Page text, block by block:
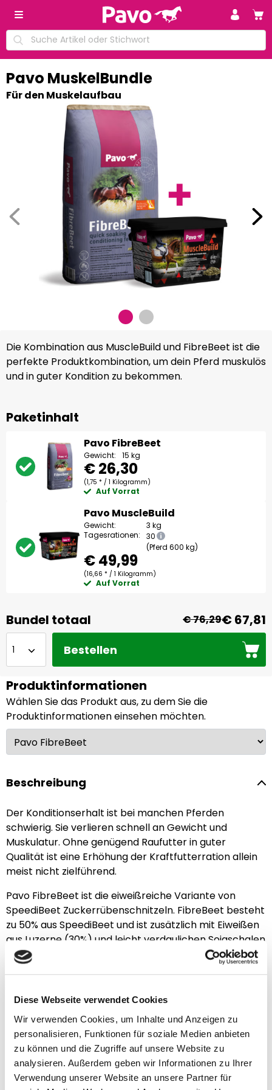
Diese Webseite verwendet Cookies
Wir verwenden Cookies, um Inhalte und Anzeigen zu
personalisieren, Funktionen für soziale Medien anbieten
zu können und die Zugriffe auf unsere Website zu
analysieren. Außerdem geben wir Informationen zu Ihrer
Verwendung unserer Website an unsere Partner für
Pavo MuskelBundle
Für den Muskelaufbau
Die Kombination aus MuscleBuild und FibreBeet ist die
perfekte Produktkombination, um dein Pferd muskulös
und in guter Kondition zu bekommen.
Paketinhalt
Pavo FibreBeet
Gewicht: 15 kg
€ 26,30
(1,75 * / 1 Kilogramm)
Auf Vorrat
Pavo MuscleBuild
Gewicht:
3 kg
Tagesrationen:
30
(Pferd 600 kg)
€ 49,99
(16,66 * / 1 Kilogramm)
Auf Vorrat
Bundel totaal € 76,29€ 67,81
Bestellen
Produktinformationen
Wählen Sie das Produkt aus, zu dem Sie die
Produktinformationen einsehen möchten.
Beschreibung
Der Konditionserhalt ist bei manchen Pferden
schwierig. Sie verlieren schnell an Gewicht und
Muskulatur. Ohne genügend Raufutter in guter
Qualität ist eine Erhöhung der Kraftfutterration allein
meist nicht zielführend.
Pavo FibreBeet ist die eiweißreiche Variante von
SpeediBeet Zuckerrübenschnitzeln. FibreBeet besteht
zu 50% aus SpeediBeet und ist zusätzlich mit Eiweißen
aus Luzerne (30%) und leicht verdaulichen Sojaschalen
(18%) angereichert.
Dieses Raufutter ist somit ideal für Pferde, die
zusätzliche Energie und Eiweiße benötigen. FibreBeet
passt perfekt in den Fütterungsplan von
(Sport-)Pferden mit geringer oder schwacher
Bemuskelung sowie von (älteren) Pferden, die zu dünn
sind und auf gesunde Weise an Gewicht zunehmen
müssen. Die hochwertigen Eiweiße aus der Luzerne
unterstützen dein Pferd beim Konditions- und